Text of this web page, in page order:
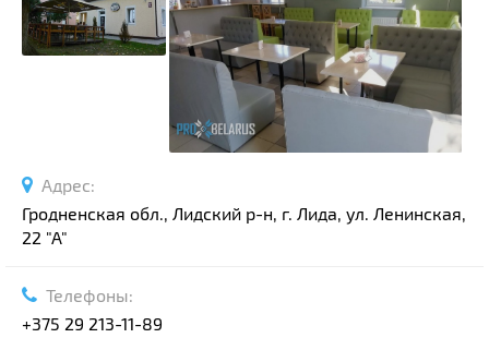
Адрес:
Гродненская обл., Лидский р-н, г. Лида, ул. Ленинская,
22 "А"
Телефоны:
+375 29 213-11-89